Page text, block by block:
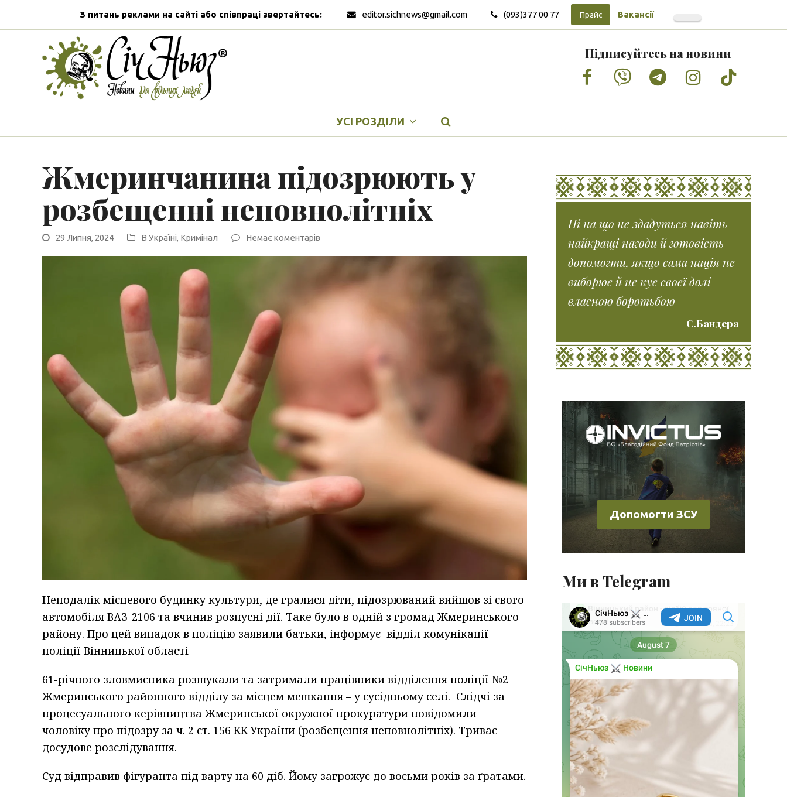
З питань реклами на сайті або співпраці звертайтесь: editor.sichnews@gmail.com (093)377 00 77 Прайс Вакансії
Підписуйтесь на новини
Facebook
VimeoTumblrInstagram
Tiktok
УСІ РОЗДІЛИ
Жмеринчанина підозрюють у
розбещенні неповнолітніх
29 Липня, 2024 В Україні, Кримінал Немає коментарів
Неподалік місцевого будинку культури, де гралися діти, підозрюваний вийшов зі свого
автомобіля ВАЗ-2106 та вчинив розпусні дії. Таке було в одній з громад Жмеринського
району. Про цей випадок в поліцію заявили батьки, інформує відділ комунікації
поліції Вінницької області
61-річного зловмисника розшукали та затримали працівники відділення поліції №2
Жмеринського районного відділу за місцем мешкання – у сусідньому селі. Слідчі за
процесуального керівництва Жмеринської окружної прокуратури повідомили
чоловіку про підозру за ч. 2 ст. 156 КК України (розбещення неповнолітніх). Триває
досудове розслідування.
Суд відправив фігуранта під варту на 60 діб. Йому загрожує до восьми років за ґратами.
Ні на що не здадуться навіть
найкращі нагоди й готовість
допомогти, якщо сама нація не
виборює й не кує своєї долі
власною боротьбою
С.Бандера
Допомогти ЗСУ
Ми в Telegram